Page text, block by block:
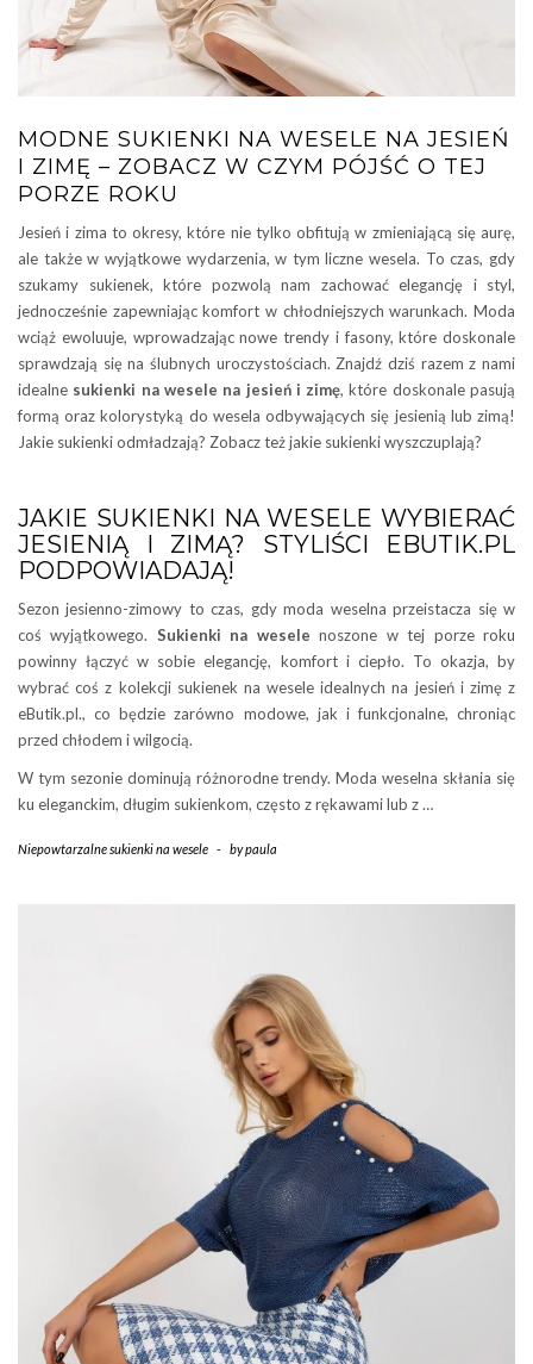
MODNE SUKIENKI NA WESELE NA JESIEŃ
I ZIMĘ – ZOBACZ W CZYM PÓJŚĆ O TEJ
PORZE ROKU
Jesień i zima to okresy, które nie tylko obfitują w zmieniającą się aurę,
ale także w wyjątkowe wydarzenia, w tym liczne wesela. To czas, gdy
szukamy sukienek, które pozwolą nam zachować elegancję i styl,
jednocześnie zapewniając komfort w chłodniejszych warunkach. Moda
wciąż ewoluuje, wprowadzając nowe trendy i fasony, które doskonale
sprawdzają się na ślubnych uroczystościach. Znajdź dziś razem z nami
idealne sukienki na wesele na jesień i zimę, które doskonale pasują
formą oraz kolorystyką do wesela odbywających się jesienią lub zimą!
Jakie sukienki odmładzają? Zobacz też jakie sukienki wyszczuplają?
JAKIE SUKIENKI NA WESELE WYBIERAĆ
JESIENIĄ I ZIMĄ? STYLIŚCI EBUTIK.PL
PODPOWIADAJĄ!
Sezon jesienno-zimowy to czas, gdy moda weselna przeistacza się w
coś wyjątkowego. Sukienki na wesele noszone w tej porze roku
powinny łączyć w sobie elegancję, komfort i ciepło. To okazja, by
wybrać coś z kolekcji sukienek na wesele idealnych na jesień i zimę z
eButik.pl., co będzie zarówno modowe, jak i funkcjonalne, chroniąc
przed chłodem i wilgocią.
W tym sezonie dominują różnorodne trendy. Moda weselna skłania się
ku eleganckim, długim sukienkom, często z rękawami lub z …
Niepowtarzalne sukienki na wesele - bypaula